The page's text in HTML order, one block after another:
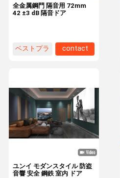
全金属鋼門 隔音用 72mm
42 ±3 dB 隔音ドア
ベストプラ
contact
ユンイ モダンスタイル 防盗
音響 安全 鋼鉄 室内 ドア